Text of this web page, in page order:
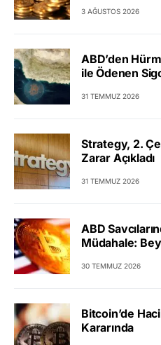
3 AĞUSTOS 2026
ABD’den
ile Ödenen
31 TEMMUZ 2026
Strategy, 2.
Zarar Açıkladı
31 TEMMUZ 2026
ABD
Müdahale:
30 TEMMUZ 2026
Bitcoin’de
Kararında